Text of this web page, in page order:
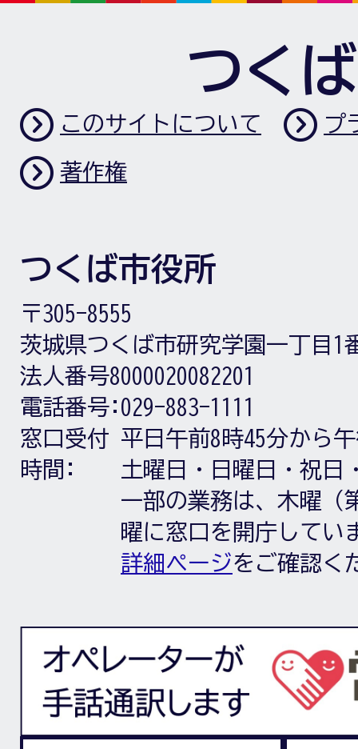
つく
このサイトについて プ
著作権
つくば市役所
〒305-8555
茨城県つくば市研究学園一丁目1
法人番号8000020082201
電話番号: 029-883-1111
窓口受付
時間:
平日午前8時45分から
土曜日・日曜日・祝日
一部の業務は、木曜（
曜に窓口を開庁してい
詳細ページをご確認く